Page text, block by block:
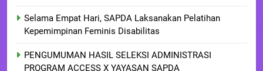
Selama Empat Hari, SAPDA Laksanakan Pelatihan
Kepemimpinan Feminis Disabilitas
PENGUMUMAN HASIL SELEKSI ADMINISTRASI
PROGRAM ACCESS X YAYASAN SAPDA